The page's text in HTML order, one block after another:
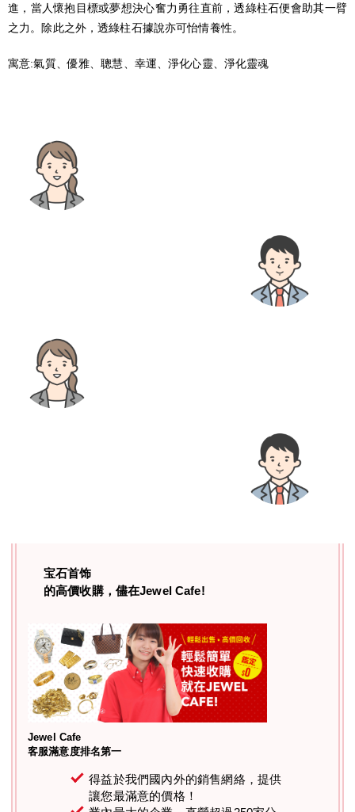
進，當人懷抱目標或夢想決心奮力勇往直前，透綠柱石便會助其一臂
之力。除此之外，透綠柱石據說亦可怡情養性。
寓意:氣質、優雅、聰慧、幸運、淨化心靈、淨化靈魂
宝石首饰
的高價收購，儘在Jewel Cafe!
Jewel Cafe
客服滿意度排名第一
得益於我們國內外的銷售網絡，提供
讓您最滿意的價格！